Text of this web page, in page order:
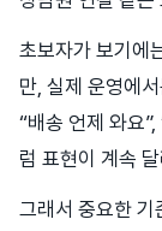
초보자가 보기에
만, 실제 운영에
“배송 언제 와요
럼 표현이 계속
그래서 중요한 기